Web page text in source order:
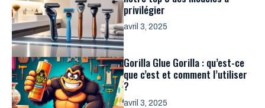
privilégier
avril 3, 2025
Gorilla Glue Gorilla : qu’est-ce
que c’est et comment l’utiliser
?
avril 3, 2025